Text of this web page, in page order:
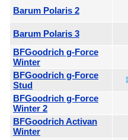
Barum Polaris 2
Barum Polaris 3
BFGoodrich g-Force
Winter
BFGoodrich g-Force
Stud
BFGoodrich g-Force
Winter 2
BFGoodrich Activan
Winter